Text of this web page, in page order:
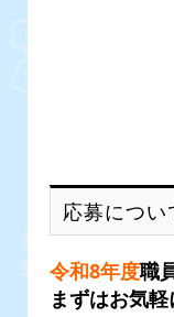
応募につい
令和8年度職
まずはお気軽